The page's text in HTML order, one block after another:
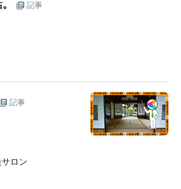
ビジョンボードコーチ:10年
ンド販売＆店長:15年
学）
記事
記事
サロン